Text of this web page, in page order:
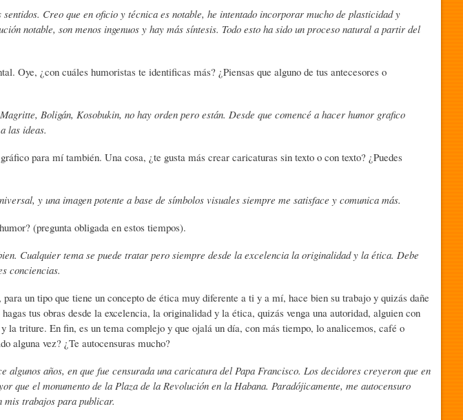
G
R
A
A
-
H
U
Creo que en oficio y técnica es notable, he intentado incorporar mucho de plasticidad y
notable, son menos ingenuos y hay más síntesis. Todo esto ha sido un proceso natural a partir del
Oye, ¿con cuáles humoristas te identificas más? ¿Piensas que alguno de tus antecesores o
Boligán, Kosobukin, no hay orden pero están. Desde que comencé a hacer humor grafico
las ideas.
para mí también. Una cosa, ¿te gusta más crear caricaturas sin texto o con texto? ¿Puedes
y una imagen potente a base de símbolos visuales siempre me satisface y comunica más.
(pregunta obligada en estos tiempos).
Cualquier tema se puede tratar pero siempre desde la excelencia la originalidad y la ética. Debe
conciencias.
un tipo que tiene un concepto de ética muy diferente a ti y a mí, hace bien su trabajo y quizás dañe
tus obras desde la excelencia, la originalidad y la ética, quizás venga una autoridad, alguien con
la triture. En fin, es un tema complejo y que ojalá un día, con más tiempo, lo analicemos, café o
alguna vez? ¿Te autocensuras mucho?
algunos años, en que fue censurada una caricatura del Papa Francisco. Los decidores creyeron que en
que el monumento de la Plaza de la Revolución en la Habana. Paradójicamente, me autocensuro
mis trabajos para publicar.